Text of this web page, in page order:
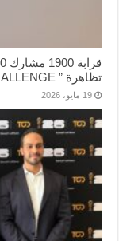
تظاهرة ” GATBIKE CHALLENGE”
19 مايو، 2026